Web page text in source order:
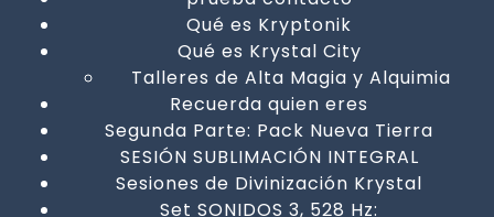
Qué es Kryptonik
Qué es Krystal City
Talleres de Alta Magia y Alquimia
Recuerda quien eres
Segunda Parte: Pack Nueva Tierra
SESIÓN SUBLIMACIÓN INTEGRAL
Sesiones de Divinización Krystal
Set SONIDOS 3, 528 Hz: